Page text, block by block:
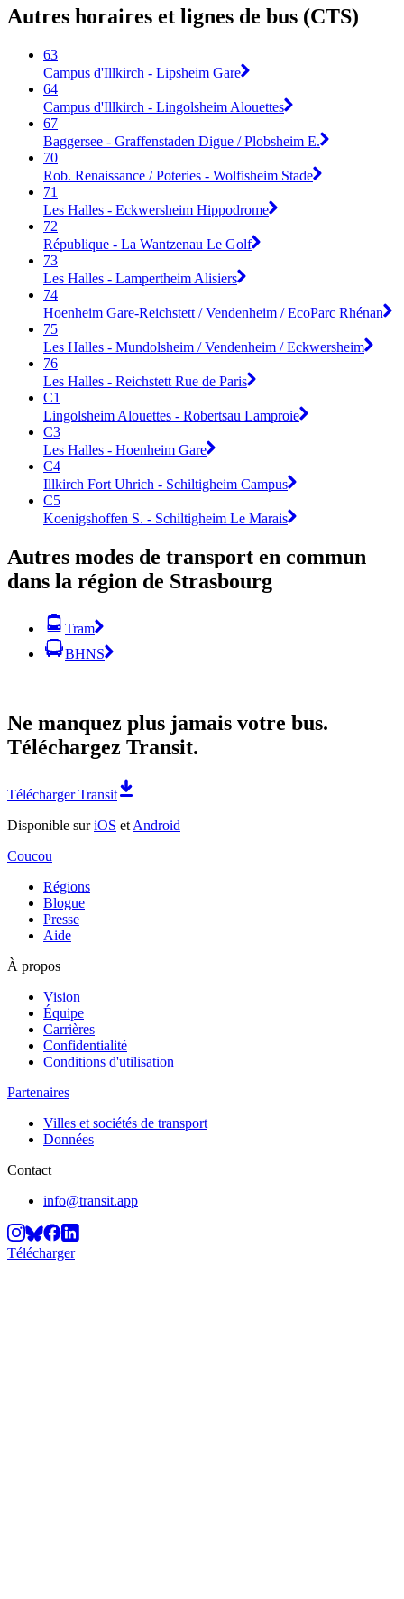
Autres horaires et lignes de bus (CTS)
63
Campus d'Illkirch - Lipsheim Gare
64
Campus d'Illkirch - Lingolsheim Alouettes
67
Baggersee - Graffenstaden Digue / Plobsheim E.
70
Rob. Renaissance / Poteries - Wolfisheim Stade
71
Les Halles - Eckwersheim Hippodrome
72
République - La Wantzenau Le Golf
73
Les Halles - Lampertheim Alisiers
74
Hoenheim Gare-Reichstett / Vendenheim / EcoParc Rhénan
75
Les Halles - Mundolsheim / Vendenheim / Eckwersheim
76
Les Halles - Reichstett Rue de Paris
C1
Lingolsheim Alouettes - Robertsau Lamproie
C3
Les Halles - Hoenheim Gare
C4
Illkirch Fort Uhrich - Schiltigheim Campus
C5
Koenigshoffen S. - Schiltigheim Le Marais
Autres modes de transport en commun
dans la région de Strasbourg
Tram
BHNS
Ne manquez plus jamais votre bus.
Téléchargez Transit.
Télécharger Transit
Disponible suriOS et Android
Coucou
Régions
Blogue
Presse
Aide
À propos
Vision
Équipe
Carrières
Confidentialité
Conditions d'utilisation
Partenaires
Villes et sociétés de transport
Données
Contact
info@transit.app
Télécharger